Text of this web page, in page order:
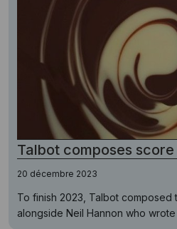
Talbot composes
20 décembre 2023
To finish 2023, Talbot
alongside Neil Hannon who